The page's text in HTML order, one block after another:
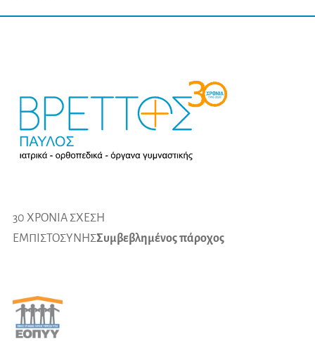
30 ΧΡΟΝΙΑ ΣΧΕΣΗ
ΕΜΠΙΣΤΟΣΥΝΗΣΣυμβεβλημένος πάροχος